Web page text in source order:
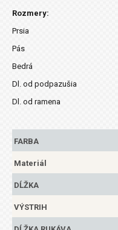
Rozmery:
Prsia
Pás
Bedrá
Dl. od podpazušia
Dl. od ramena
FARBA
Materiál
DĹŽKA
VÝSTRIH